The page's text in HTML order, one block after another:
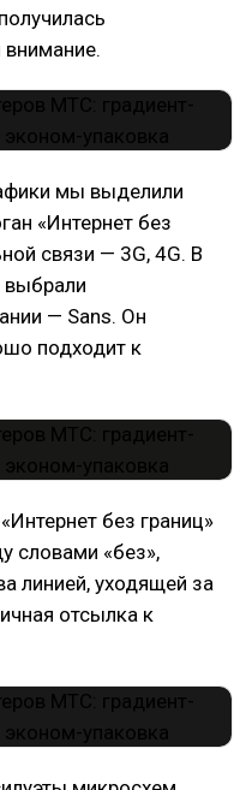
мы выделили
«Интернет без
связи — 3G, 4G. В
выбрали
— Sans. Он
подходит к
без границ»
словами «без»,
линией, уходящей за
отсылка к